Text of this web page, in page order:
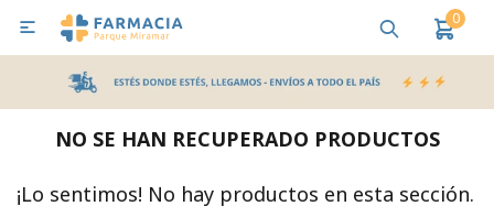
0

NO SE HAN RECUPERADO PRODUCTOS
¡Lo sentimos! No hay productos en esta sección.
MI CUENTA
Bebes y Maternidad Salud
Pañales y Toallitas